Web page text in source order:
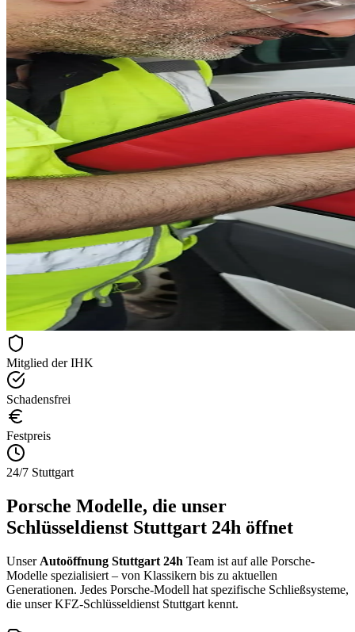
Mitglied der IHK
Schadensfrei
Festpreis
24/7 Stuttgart
Porsche Modelle, die unser
Schlüsseldienst Stuttgart 24h öffnet
Unser Autoöffnung Stuttgart 24h Team ist auf alle Porsche-
Modelle spezialisiert – von Klassikern bis zu aktuellen
Generationen. Jedes Porsche-Modell hat spezifische Schließsysteme,
die unser KFZ-Schlüsseldienst Stuttgart kennt.